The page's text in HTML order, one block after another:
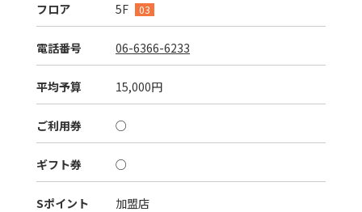
フロア 5F 03
電話番号 06-6366-6233
平均予算 15,000円
ご利用券 ○
ギフト券 ○
Sポイント 加盟店